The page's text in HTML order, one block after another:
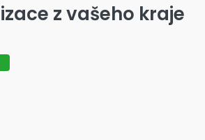
z vašeho kraje